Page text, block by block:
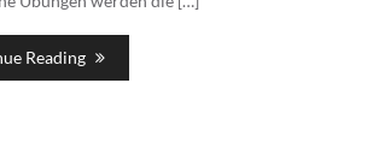
Reading